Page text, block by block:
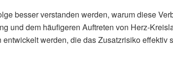
besser verstanden werden, warum diese
und dem häufigeren Auftreten von Herz-
werden, die das Zusatzrisiko effektiv